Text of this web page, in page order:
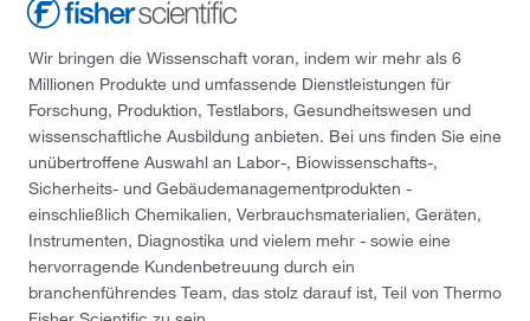
Wir bringen die Wissenschaft voran, indem wir mehr als 6
Millionen Produkte und umfassende Dienstleistungen für
Forschung, Produktion, Testlabors, Gesundheitswesen und
wissenschaftliche Ausbildung anbieten. Bei uns finden Sie eine
unübertroffene Auswahl an Labor-, Biowissenschafts-,
Sicherheits- und Gebäudemanagementprodukten -
einschließlich Chemikalien, Verbrauchsmaterialien, Geräten,
Instrumenten, Diagnostika und vielem mehr - sowie eine
hervorragende Kundenbetreuung durch ein
branchenführendes Team, das stolz darauf ist, Teil von Thermo